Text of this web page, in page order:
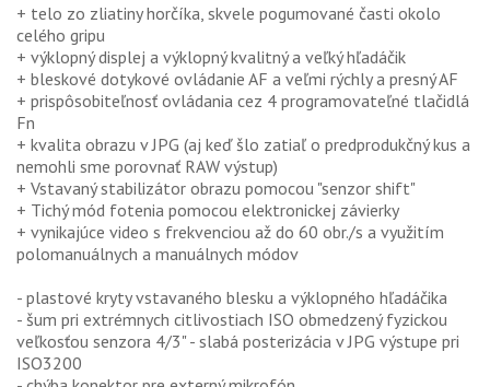
+ telo zo zliatiny horčíka, skvele pogumované časti okolo
celého gripu
+ výklopný displej a výklopný kvalitný a veľký hľadáčik
+ bleskové dotykové ovládanie AF a veľmi rýchly a presný AF
+ prispôsobiteľnosť ovládania cez 4 programovateľné tlačidlá
Fn
+ kvalita obrazu v JPG (aj keď šlo zatiaľ o predprodukčný kus a
nemohli sme porovnať RAW výstup)
+ Vstavaný stabilizátor obrazu pomocou "senzor shift"
+ Tichý mód fotenia pomocou elektronickej závierky
+ vynikajúce video s frekvenciou až do 60 obr./s a využitím
polomanuálnych a manuálnych módov
- plastové kryty vstavaného blesku a výklopného hľadáčika
- šum pri extrémnych citlivostiach ISO obmedzený fyzickou
veľkosťou senzora 4/3" - slabá posterizácia v JPG výstupe pri
ISO3200